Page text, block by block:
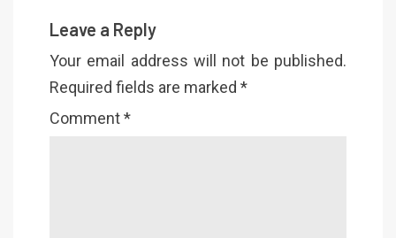
Leave a Reply
Your email address will not be published.
Required fields are marked *
Comment*